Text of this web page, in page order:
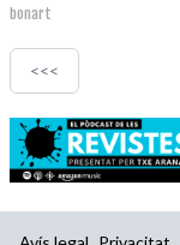
bonart
<<<